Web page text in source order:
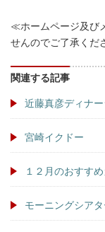
≪ホームページ及び
せんのでご了承くだ
関連する記事
近藤真彦ディナー
宮崎イクドー
１２月のおすすめ
モーニングシアタ